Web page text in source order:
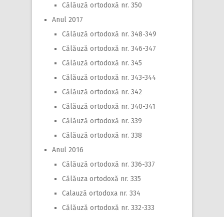
Călăuză ortodoxă nr. 350
Anul 2017
Călăuză ortodoxă nr. 348-349
Călăuză ortodoxă nr. 346-347
Călăuză ortodoxă nr. 345
Călăuză ortodoxă nr. 343-344
Călăuză ortodoxă nr. 342
Călăuză ortodoxă nr. 340-341
Călăuză ortodoxă nr. 339
Călăuză ortodoxă nr. 338
Anul 2016
Călăuză ortodoxă nr. 336-337
Călăuza ortodoxă nr. 335
Calauză ortodoxa nr. 334
Călăuză ortodoxă nr. 332-333